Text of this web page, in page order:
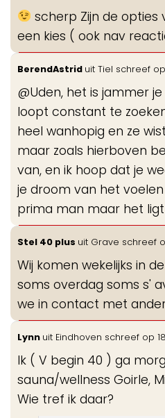
scherp Zijn de opties
een kies ( ook nav
BerendAstrid uit Tiel schreef op
@Uden, het is jammer
loopt constant te
heel wanhopig en ze
maar zoals hierboven
van, en ik hoop dat je
je droom van het
prima man maar het
Stel 40 plus uit Grave schreef
Wij komen wekelijks in
soms overdag soms s'
we in contact met
Lynn uit Eindhoven schreef op
Ik ( V begin 40 ) ga
sauna/wellness Goirle,
Wie tref ik daar?